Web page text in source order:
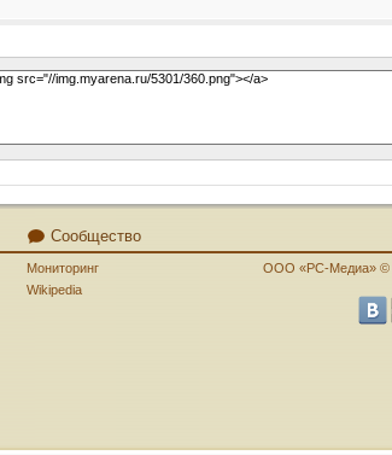
Сообщество
Мониторинг
Wikipedia
ООО «PC-Медиа» ©